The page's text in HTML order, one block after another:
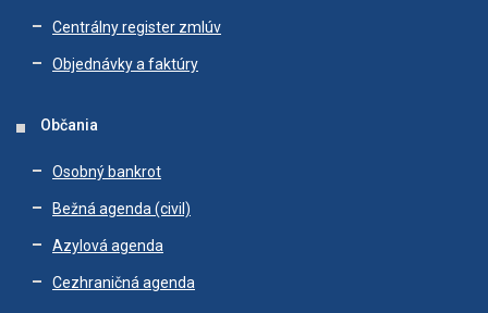
Centrálny register zmlúv
Objednávky a faktúry
Občania
Osobný bankrot
Bežná agenda (civil)
Azylová agenda
Cezhraničná agenda